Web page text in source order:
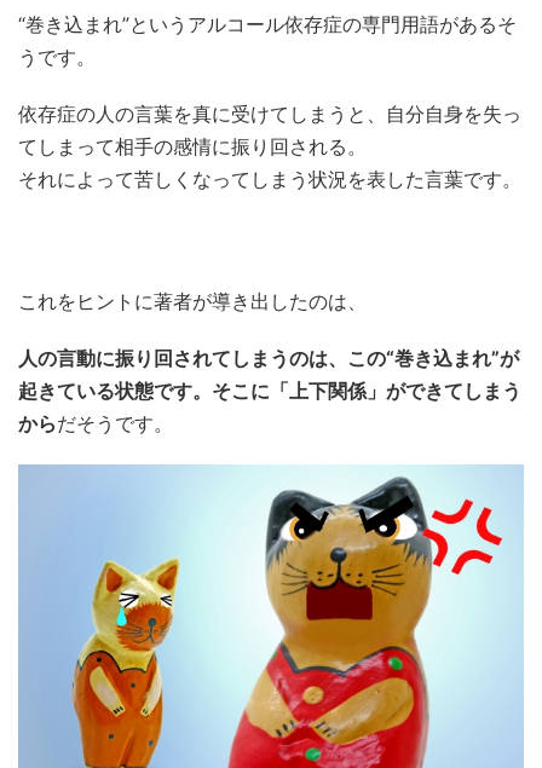
“巻き込まれ”というアルコール依存症の専門用語があるそ
うです。
依存症の人の言葉を真に受けてしまうと、自分自身を失っ
てしまって相手の感情に振り回される。
それによって苦しくなってしまう状況を表した言葉です。
これをヒントに著者が導き出したのは、
人の言動に振り回されてしまうのは、この“巻き込まれ”が
起きている状態です。そこに「上下関係」ができてしまう
からだそうです。